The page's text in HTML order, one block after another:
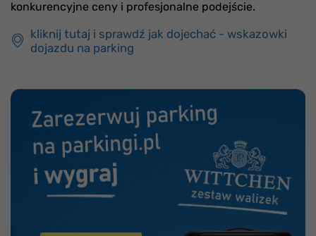
konkurencyjne ceny i profesjonalne podejście.
kliknij tutaj i sprawdź jak dojechać - wskazowki
dojazdu na parking